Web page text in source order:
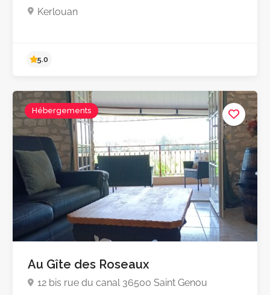
5.0
Kerlouan
Hébergements
Au Gîte des Roseaux
12 bis rue du canal 36500 Saint Genou